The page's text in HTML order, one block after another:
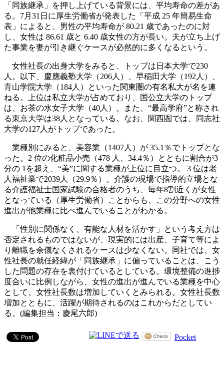
「同族継承」を押し上げている背景には、平均寿命の差があ
る。7月31日に厚生労働省が発表した「平成 25 年簡易生命
表」によると、男性の平均寿命が 80.21 歳であったのに対
し、女性は 86.61 歳と 6.40 歳女性の方が長い。夫が立ち上げ
た事業を妻が引き継ぐケースが必然的に多くなるという。
女性社長の出身大学をみると、トップは日本大学で230
人。以下、慶應義塾大学（206人）、早稲田大学（192人）、
青山学院大学（184人）といった関東圏の有名私大が名を連
ねる。上位は私立大学が占めており、国公立大学のトップ
は、お茶の水女子大学（40人）。また、“最高学府”と称され
る東京大学は38人となっている。なお、関西圏では、同志社
大学の127人がトップであった。
業種別にみると、美容業（1407人）が 35.1％でトップとな
った。2 位の化粧品小売（478 人、34.4％）とともに割合が3
分の 1を超え、“美”に関する業種が上位に目立つ。 3 位は老
人福祉業で2039人（29.9％）。介護の現場で指導的立場とな
る介護福祉士国家試験の合格者のうち、毎年8割近くが女性
となっている（厚生労働省）ことからも、この分野への女性
進出が他業種に比べ進んでいることがわかる。
「性別に関係なく、有能な人材を活かす」という考え方は
否定されるものではないが、現実的には出産、子育て等によ
り離職を余儀なくされるケースは少なくない。同社では、女
性社長の就任経緯が「同族継承」に偏っていることは、こう
した問題の存在を裏付けているとしている。環境整備の進捗
度合いに比例しながら、女性の進出が進んでいる業種を中心
として、女性社長数は増加していくとみられる。女性社長数
増加とともに、活躍が期待されるのはこれからだとしてい
る。(編集担当：慶尾六郎)
Pocket